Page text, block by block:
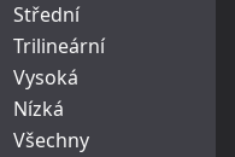
Střední
Trilineární
Vysoká
Nízká
Všechny